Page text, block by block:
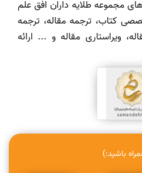
مجموعه طلایه داران افق علم
کتاب، ترجمه مقاله، ترجمه
ویراستاری مقاله و ... ارائه
باشید:)